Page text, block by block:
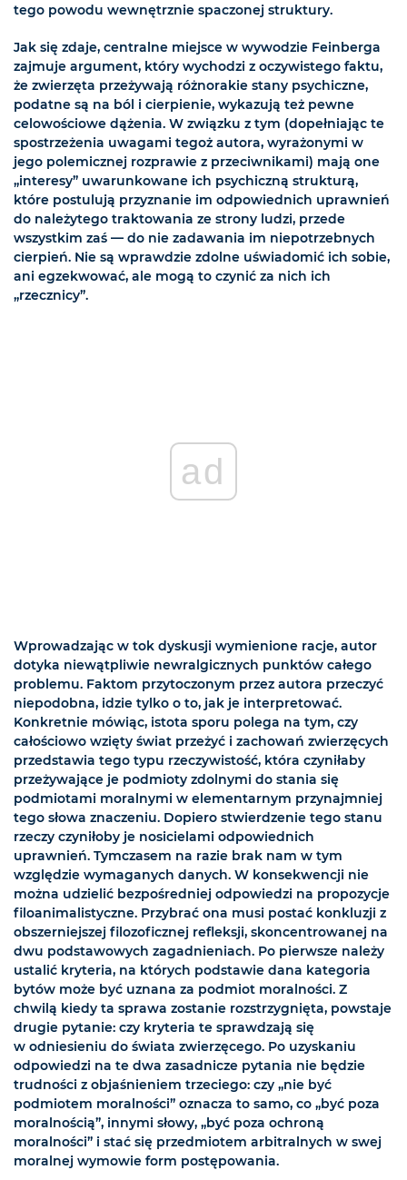
tego powodu wewnętrznie spaczonej struktury.
Jak się zdaje, centralne miejsce w wywodzie Feinberga
zajmuje argument, który wychodzi z oczywistego faktu,
że zwierzęta przeżywają różnorakie stany psychiczne,
podatne są na ból i cierpienie, wykazują też pewne
celowościowe dążenia. W związku z tym (dopełniając te
spostrzeżenia uwagami tegoż autora, wyrażonymi w
jego polemicznej rozprawie z przeciwnikami) mają one
„interesy” uwarunkowane ich psychiczną strukturą,
które postulują przyznanie im odpowiednich uprawnień
do należytego traktowania ze strony ludzi, przede
wszystkim zaś — do nie zadawania im niepotrzebnych
cierpień. Nie są wprawdzie zdolne uświadomić ich sobie,
ani egzekwować, ale mogą to czynić za nich ich
„rzecznicy”.
ad
Wprowadzając w tok dyskusji wymienione racje, autor
dotyka niewątpliwie newralgicznych punktów całego
problemu. Faktom przytoczonym przez autora przeczyć
niepodobna, idzie tylko o to, jak je interpretować.
Konkretnie mówiąc, istota sporu polega na tym, czy
całościowo wzięty świat przeżyć i zachowań zwierzęcych
przedstawia tego typu rzeczywistość, która czyniłaby
przeżywające je podmioty zdolnymi do stania się
podmiotami moralnymi w elementarnym przynajmniej
tego słowa znaczeniu. Dopiero stwierdzenie tego stanu
rzeczy czyniłoby je nosicielami odpowiednich
uprawnień. Tymczasem na razie brak nam w tym
względzie wymaganych danych. W konsekwencji nie
można udzielić bezpośredniej odpowiedzi na propozycje
filoanimalistyczne. Przybrać ona musi postać konkluzji z
obszerniejszej filozoficznej refleksji, skoncentrowanej na
dwu podstawowych zagadnieniach. Po pierwsze należy
ustalić kryteria, na których podstawie dana kategoria
bytów może być uznana za podmiot moralności. Z
chwilą kiedy ta sprawa zostanie rozstrzygnięta, powstaje
drugie pytanie: czy kryteria te sprawdzają się
w odniesieniu do świata zwierzęcego. Po uzyskaniu
odpowiedzi na te dwa zasadnicze pytania nie będzie
trudności z objaśnieniem trzeciego: czy „nie być
podmiotem moralności” oznacza to samo, co „być poza
moralnością”, innymi słowy, „być poza ochroną
moralności” i stać się przedmiotem arbitralnych w swej
moralnej wymowie form postępowania.